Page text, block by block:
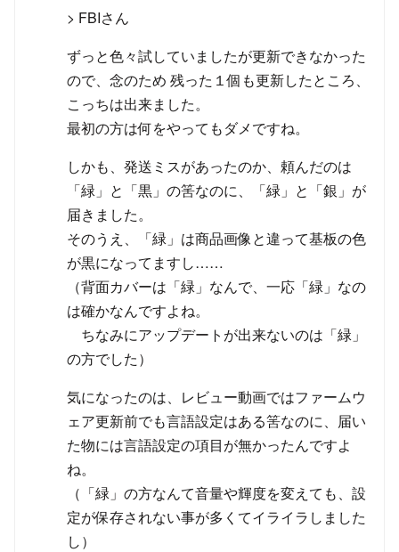
> FBIさん
ずっと色々試していましたが更新できなかった
ので、念のため 残った１個も更新したところ、
こっちは出来ました。
最初の方は何をやってもダメですね。
しかも、発送ミスがあったのか、頼んだのは
「緑」と「黒」の筈なのに、「緑」と「銀」が
届きました。
そのうえ、「緑」は商品画像と違って基板の色
が黒になってますし……
（背面カバーは「緑」なんで、一応「緑」なの
は確かなんですよね。
ちなみにアップデートが出来ないのは「緑」
の方でした）
気になったのは、レビュー動画ではファームウ
ェア更新前でも言語設定はある筈なのに、届い
た物には言語設定の項目が無かったんですよ
ね。
（「緑」の方なんて音量や輝度を変えても、設
定が保存されない事が多くてイライラしました
し）